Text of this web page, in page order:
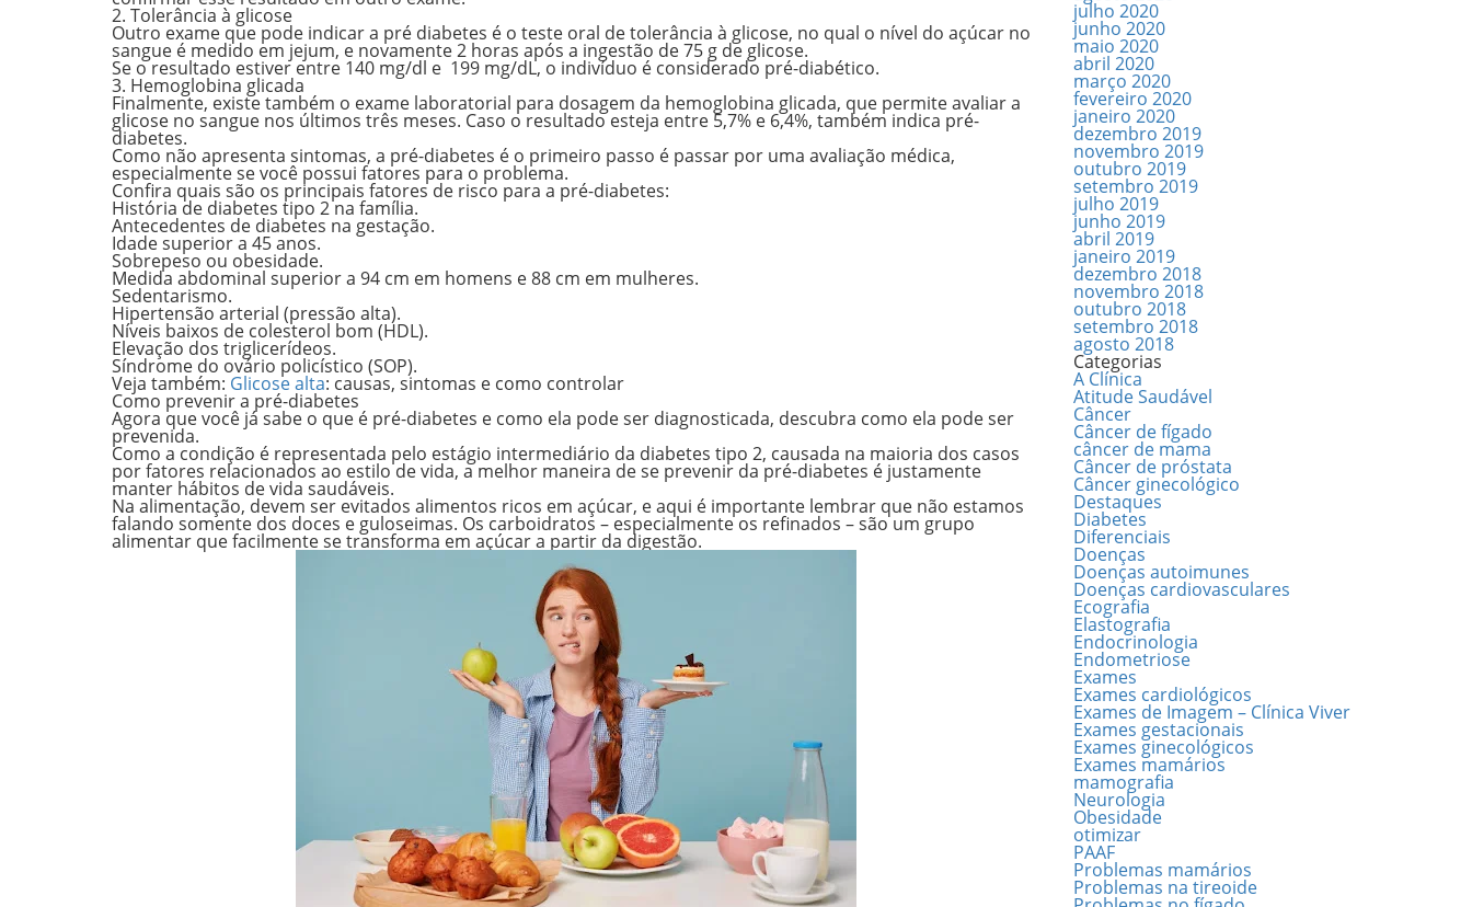
2. Tolerância à glicose
Outro exame que pode indicar a pré diabetes é o teste oral de tolerância à glicose, no qual o nível do açúcar no
sangue é medido em jejum, e novamente 2 horas após a ingestão de 75 g de glicose.
Se o resultado estiver entre 140 mg/dl e 199 mg/dL, o indivíduo é considerado pré-diabético.
3. Hemoglobina glicada
Finalmente, existe também o exame laboratorial para dosagem da hemoglobina glicada, que permite avaliar a
glicose no sangue nos últimos três meses. Caso o resultado esteja entre 5,7% e 6,4%, também indica pré-
diabetes.
Como não apresenta sintomas, a pré-diabetes é o primeiro passo é passar por uma avaliação médica,
especialmente se você possui fatores para o problema.
Confira quais são os principais fatores de risco para a pré-diabetes:
História de diabetes tipo 2 na família.
Antecedentes de diabetes na gestação.
Idade superior a 45 anos.
Sobrepeso ou obesidade.
Medida abdominal superior a 94 cm em homens e 88 cm em mulheres.
Sedentarismo.
Hipertensão arterial (pressão alta).
Níveis baixos de colesterol bom (HDL).
Elevação dos triglicerídeos.
Síndrome do ovário policístico (SOP).
Veja também: Glicose alta: causas, sintomas e como controlar
Como prevenir a pré-diabetes
Agora que você já sabe o que é pré-diabetes e como ela pode ser diagnosticada, descubra como ela pode ser
prevenida.
Como a condição é representada pelo estágio intermediário da diabetes tipo 2, causada na maioria dos casos
por fatores relacionados ao estilo de vida, a melhor maneira de se prevenir da pré-diabetes é justamente
manter hábitos de vida saudáveis.
Na alimentação, devem ser evitados alimentos ricos em açúcar, e aqui é importante lembrar que não estamos
falando somente dos doces e guloseimas. Os carboidratos – especialmente os refinados – são um grupo
alimentar que facilmente se transforma em açúcar a partir da digestão.
julho 2020
junho 2020
maio 2020
abril 2020
março 2020
fevereiro 2020
janeiro 2020
dezembro 2019
novembro 2019
outubro 2019
setembro 2019
julho 2019
junho 2019
abril 2019
janeiro 2019
dezembro 2018
novembro 2018
outubro 2018
setembro 2018
agosto 2018
Categorias
A Clínica
Atitude Saudável
Câncer
Câncer de fígado
câncer de mama
Câncer de próstata
Câncer ginecológico
Destaques
Diabetes
Diferenciais
Doenças
Doenças autoimunes
Doenças cardiovasculares
Ecografia
Elastografia
Endocrinologia
Endometriose
Exames
Exames cardiológicos
Exames de Imagem – Clínica Viver
Exames gestacionais
Exames ginecológicos
Exames mamários
mamografia
Neurologia
Obesidade
otimizar
PAAF
Problemas mamários
Problemas na tireoide